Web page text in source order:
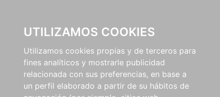
UTILIZAMOS COOKIES
Utilizamos cookies propias y de terceros para
fines analíticos y mostrarle publicidad
relacionada con sus preferencias, en base a
un perfil elaborado a partir de su hábitos de